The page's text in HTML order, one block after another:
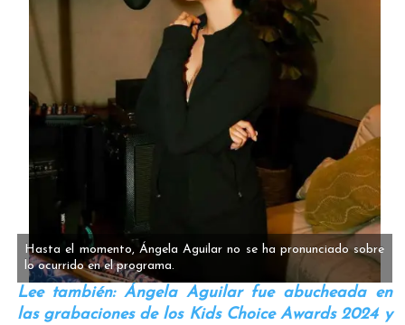
Hasta el momento, Ángela Aguilar no se ha pronunciado sobre
lo ocurrido en el programa.
Lee también: Ángela Aguilar fue abucheada en
las grabaciones de los Kids Choice Awards 2024 y